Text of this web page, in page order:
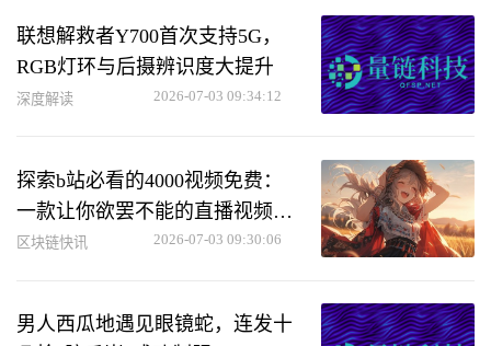
联想解救者Y700首次支持5G，
RGB灯环与后摄辨识度大提升
深度解读 2026-07-03 09:34:12
探索b站必看的4000视频免费：
一款让你欲罢不能的直播视频软
件
区块链快讯 2026-07-03 09:30:06
男人西瓜地遇见眼镜蛇，连发十